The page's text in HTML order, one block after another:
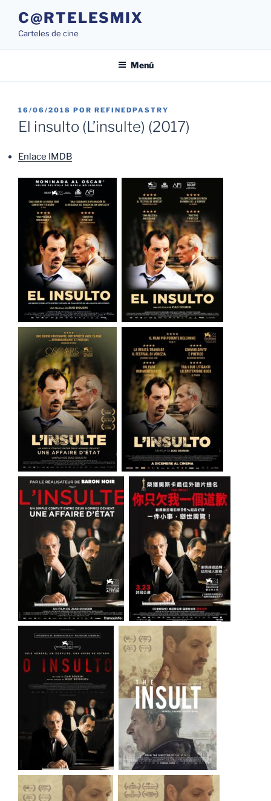
contenido
C@RTELESMIX
Carteles de cine
Menú
PUBLICADO
EL
16/06/2018 POR REFINEDPASTRY
El insulto (L’insulte) (2017)
Enlace IMDB